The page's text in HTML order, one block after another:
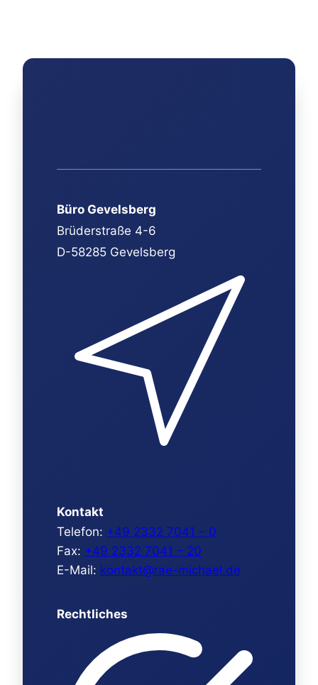
Büro Gevelsberg
Brüderstraße 4-6
D-58285 Gevelsberg
Kontakt
Telefon: +49 2332 7041 – 0
Fax: +49 2332 7041 – 20
E-Mail: kontakt@rae-michael.de
Rechtliches